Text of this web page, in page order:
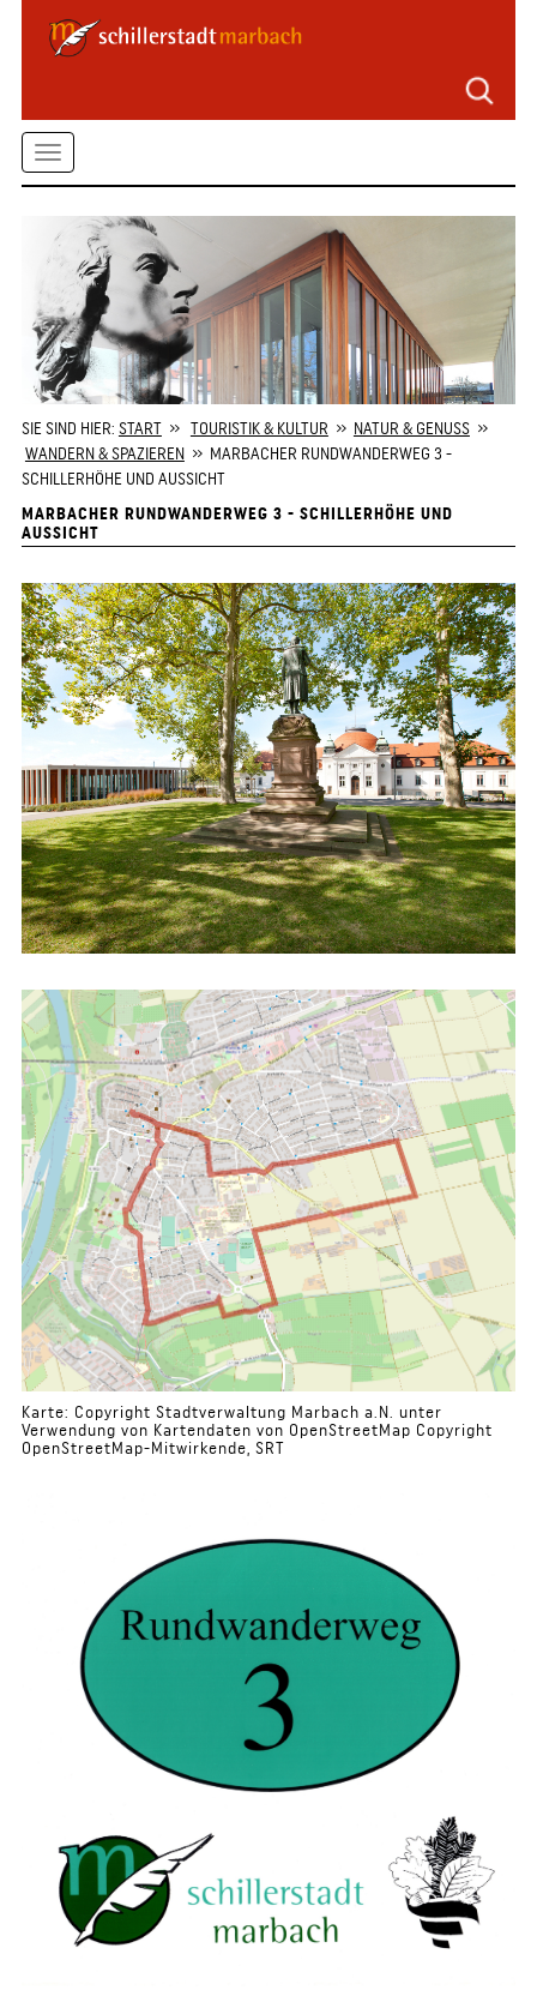
Seitenbereiche
springen
Zum
Inhalt
springen
Kontaktformular
Startseite
Toggle
SIE SIND HIER: START» TOURISTIK & KULTUR » NATUR & GENUSS»
WANDERN & SPAZIEREN» MARBACHER RUNDWANDERWEG 3 -
SCHILLERHÖHE UND AUSSICHT
MARBACHER RUNDWANDERWEG 3 - SCHILLERHÖHE UND
AUSSICHT
Karte: Copyright Stadtverwaltung Marbach a.N. unter
Verwendung von Kartendaten von OpenStreetMap Copyright
OpenStreetMap-Mitwirkende, SRT